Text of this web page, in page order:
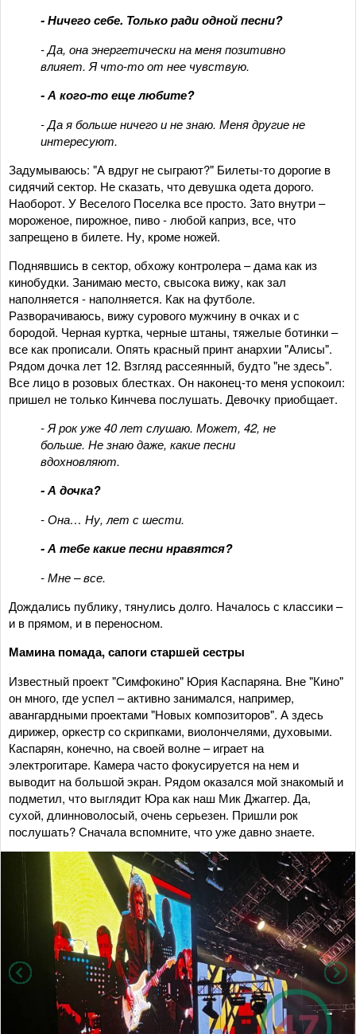
- Ничего себе. Только ради одной песни?
- Да, она энергетически на меня позитивно
влияет. Я что-то от нее чувствую.
- А кого-то еще любите?
- Да я больше ничего и не знаю. Меня другие не
интересуют.
Задумываюсь: "А вдруг не сыграют?" Билеты-то дорогие в
сидячий сектор. Не сказать, что девушка одета дорого.
Наоборот. У Веселого Поселка все просто. Зато внутри –
мороженое, пирожное, пиво - любой каприз, все, что
запрещено в билете. Ну, кроме ножей.
Поднявшись в сектор, обхожу контролера – дама как из
кинобудки. Занимаю место, свысока вижу, как зал
наполняется - наполняется. Как на футболе.
Разворачиваюсь, вижу сурового мужчину в очках и с
бородой. Черная куртка, черные штаны, тяжелые ботинки –
все как прописали. Опять красный принт анархии "Алисы".
Рядом дочка лет 12. Взгляд рассеянный, будто "не здесь".
Все лицо в розовых блестках. Он наконец-то меня успокоил:
пришел не только Кинчева послушать. Девочку приобщает.
- Я рок уже 40 лет слушаю. Может, 42, не
больше. Не знаю даже, какие песни
вдохновляют.
- А дочка?
- Она… Ну, лет с шести.
- А тебе какие песни нравятся?
- Мне – все.
Дождались публику, тянулись долго. Началось с классики –
и в прямом, и в переносном.
Мамина помада, сапоги старшей сестры
Известный проект "Симфокино" Юрия Каспаряна. Вне "Кино"
он много, где успел – активно занимался, например,
авангардными проектами "Новых композиторов". А здесь
дирижер, оркестр со скрипками, виолончелями, духовыми.
Каспарян, конечно, на своей волне – играет на
электрогитаре. Камера часто фокусируется на нем и
выводит на большой экран. Рядом оказался мой знакомый и
подметил, что выглядит Юра как наш Мик Джаггер. Да,
сухой, длинноволосый, очень серьезен. Пришли рок
послушать? Сначала вспомните, что уже давно знаете.